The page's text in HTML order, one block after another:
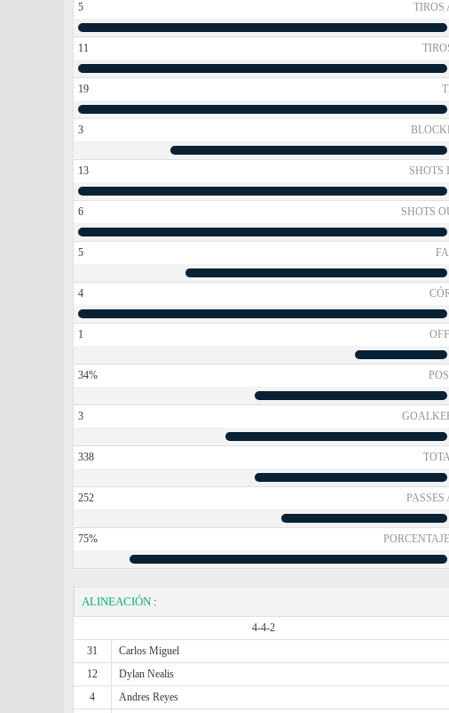
5 TIROS
11
19
3
13 SHOTS
6 SHOTS
5
4
1
34%
3
338
252 PASSES
75%
ALINEACIÓN :
4-4-2
31
Carlos Miguel
12
Dylan Nealis
4
Andres Reyes